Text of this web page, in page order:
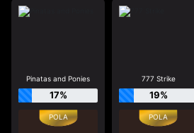
Pinatas and Ponies
17%
777 Strike
19%